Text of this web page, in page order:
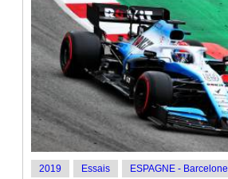
2019 Essais ESPAGNE - Barcelone